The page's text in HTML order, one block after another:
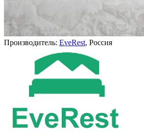
Производитель: EveRest, Россия